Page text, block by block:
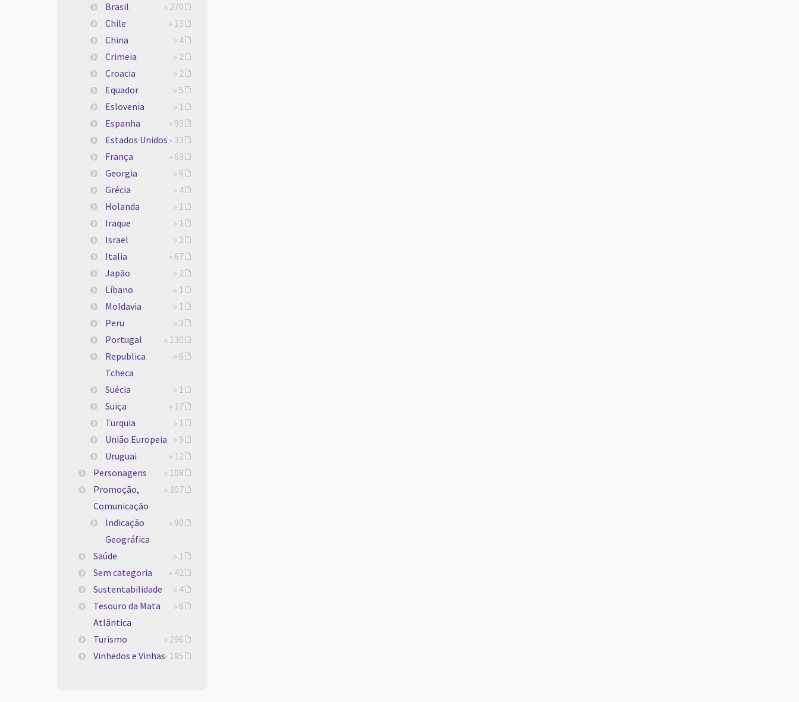
Brasil
» 270
Chile
» 13
China
» 4
Crimeia
» 2
Croacia
» 2
Equador
» 5
Eslovenia
» 1
Espanha
» 93
Estados Unidos» 33
França
» 63
Georgia
» 6
Grécia
» 4
Holanda
» 1
Iraque
» 1
Israel
» 2
Italia
» 67
Japão
» 2
Líbano
» 1
Moldavia
» 1
Peru
» 3
Portugal
» 130
Republica
Tcheca
» 6
Suécia
» 1
Suiça
» 17
Turquia
» 1
União Europeia » 9
Uruguai
» 12
Personagens
» 108
Promoção,
Comunicação
» 307
Indicação
Geográfica
» 90
Saúde
» 1
Sem categoria
» 42
Sustentabilidade
» 4
Tesouro da Mata
Atlântica
» 6
Turismo
» 296
Vinhedos e Vinhas» 195